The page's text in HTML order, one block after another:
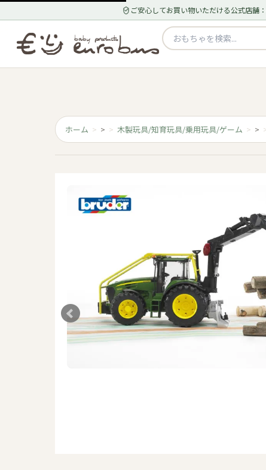
ご安心してお買い物いただける公式店舗：
ホーム > 木製玩具/知育玩具/乗用玩具/ゲーム >